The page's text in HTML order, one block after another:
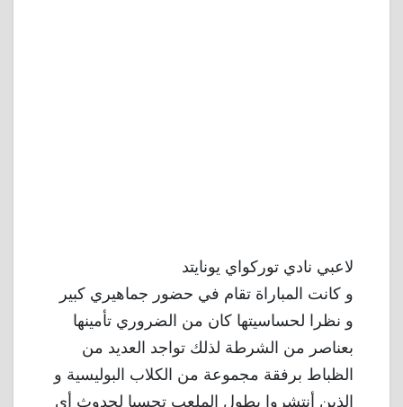
لاعبي نادي توركواي يونايتد
و كانت المباراة تقام في حضور جماهيري كبير
و نظرا لحساسيتها كان من الضروري تأمينها
بعناصر من الشرطة لذلك تواجد العديد من
الظباط برفقة مجموعة من الكلاب البوليسية و
الذين أنتشروا بطول الملعب تحسبا لحدوث أي